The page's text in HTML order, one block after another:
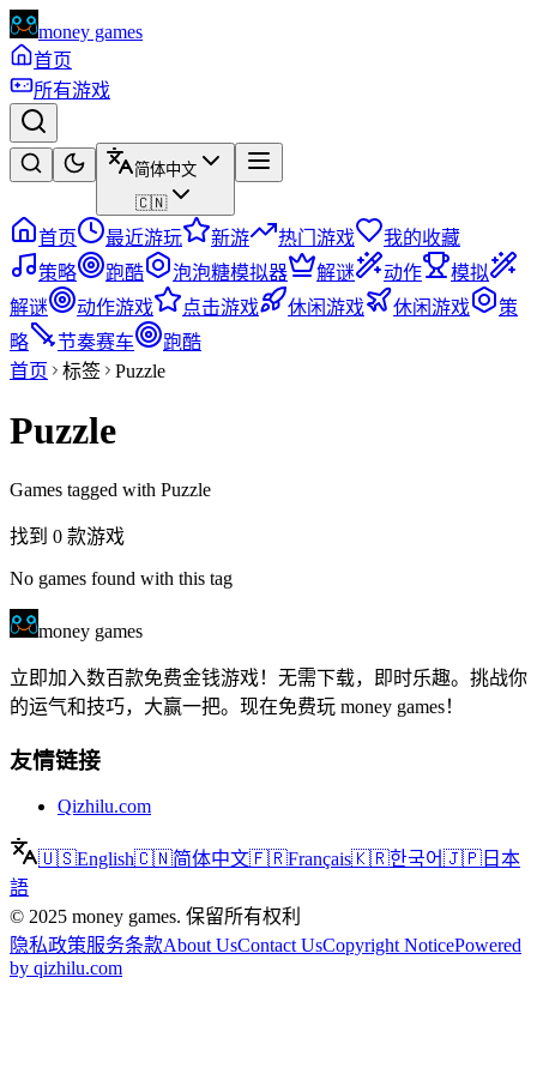
money games
首页
所有游戏
简体中文
🇨🇳
首页 最近游玩 新游 热门游戏
我的收藏
策略
跑酷 泡泡糖模拟器 解谜 动作
模拟
解谜
动作游戏 点击游戏 休闲游戏 休闲游戏
策
略
节奏赛车
跑酷
首页
标签 Puzzle
Puzzle
Games tagged with Puzzle
找到 0 款游戏
No games found with this tag
money games
立即加入数百款免费金钱游戏！无需下载，即时乐趣。挑战你
的运气和技巧，大赢一把。现在免费玩 money games！
友情链接
Qizhilu.com
🇺🇸English🇨🇳简体中文🇫🇷Français🇰🇷한국어🇯🇵 日本
語
© 2025 money games. 保留所有权利
隐私政策服务条款About UsContact UsCopyright NoticePowered
by qizhilu.com